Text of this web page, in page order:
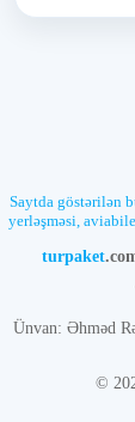
Saytda göstərilən
yerləşməsi,
turpaket
Ünvan: Əhməd
©